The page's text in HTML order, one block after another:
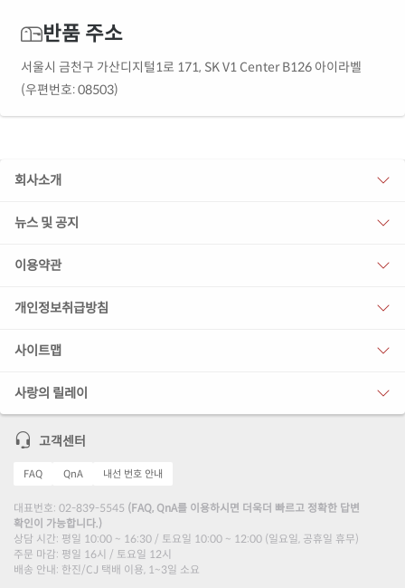
반품 주소
서울시 금천구 가산디지털1로 171, SK V1 Center B126 아이라벨
(우편번호: 08503)
회사소개
뉴스 및 공지
이용약관
개인정보취급방침
사이트맵
사랑의 릴레이
고객센터
FAQ QnA 내선 번호 안내
대표번호: 02-839-5545 (FAQ, QnA를 이용하시면 더욱더 빠르고 정확한 답변
확인이 가능합니다.)
상담 시간: 평일 10:00 ~ 16:30 / 토요일 10:00 ~ 12:00 (일요일, 공휴일 휴무)
주문 마감: 평일 16시 / 토요일 12시
배송 안내: 한진/CJ 택배 이용, 1~3일 소요